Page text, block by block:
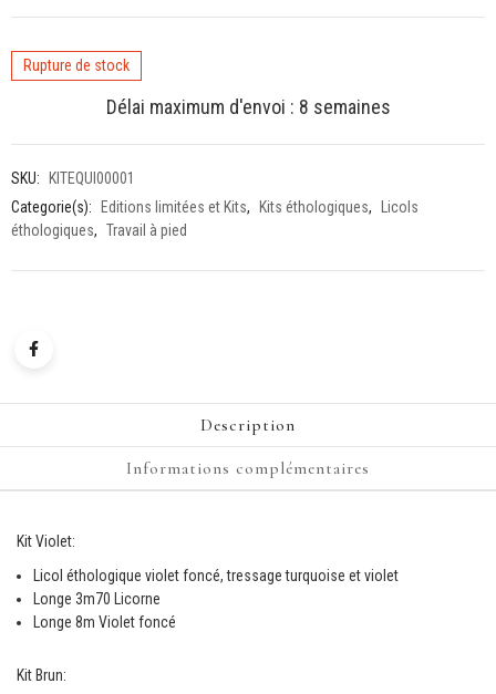
Rupture de stock
Délai maximum d'envoi : 8 semaines
SKU:
KITEQUI00001
Categorie(s):
Editions limitées et Kits, Kits éthologiques,
Licols
éthologiques, Travail à pied
Description
Informations complémentaires
Kit Violet:
Licol éthologique violet foncé, tressage turquoise et violet
Longe 3m70 Licorne
Longe 8m Violet foncé
Kit Brun: